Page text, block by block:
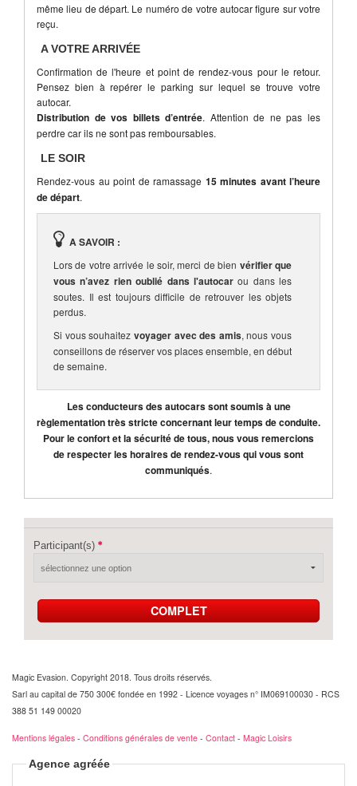
même lieu de départ. Le numéro de votre autocar figure sur votre
reçu.
A VOTRE ARRIVÉE
Confirmation de l'heure et point de rendez-vous pour le retour.
Pensez bien à repérer le parking sur lequel se trouve votre
autocar.
Distribution de vos billets d’entrée. Attention de ne pas les
perdre car ils ne sont pas remboursables.
LE SOIR
Rendez-vous au point de ramassage 15 minutes avant l’heure
de départ.
A SAVOIR :
Lors de votre arrivée le soir, merci de bien vérifier que
vous n’avez rien oublié dans l'autocarou dans les
soutes. Il est toujours difficile de retrouver les objets
perdus.
Si vous souhaitez voyager avec des amis, nous vous
conseillons de réserver vos places ensemble, en début
de semaine.
Les conducteurs des autocars sont soumis à une
règlementation très stricte concernant leur temps de conduite.
Pour le confort et la sécurité de tous, nous vous remercions
de respecter les horaires de rendez-vous qui vous sont
communiqués.
Participant(s)
COMPLET
Magic Evasion. Copyright 2018. Tous droits réservés.
Sarl au capital de 750 300€ fondée en 1992 - Licence voyages n° IM069100030 - RCS
388 51 149 00020
Mentions légales - Conditions générales de vente - Contact - Magic Loisirs
Agence agréée